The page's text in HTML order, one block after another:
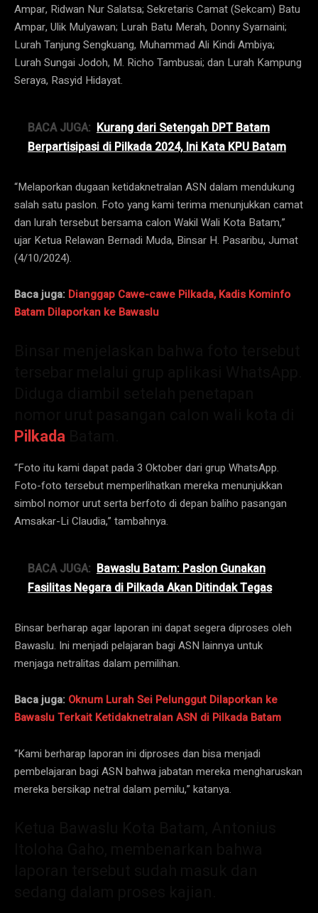
Ampar, Ridwan Nur Salatsa; Sekretaris Camat (Sekcam) Batu
Ampar, Ulik Mulyawan; Lurah Batu Merah, Donny Syarnaini;
Lurah Tanjung Sengkuang, Muhammad Ali Kindi Ambiya;
Lurah Sungai Jodoh, M. Richo Tambusai; dan Lurah Kampung
Seraya, Rasyid Hidayat.
BACA JUGA: Kurang dari Setengah DPT Batam
Berpartisipasi di Pilkada 2024, Ini Kata KPU Batam
“Melaporkan dugaan ketidaknetralan ASN dalam mendukung
salah satu paslon. Foto yang kami terima menunjukkan camat
dan lurah tersebut bersama calon Wakil Wali Kota Batam,”
ujar Ketua Relawan Bernadi Muda, Binsar H. Pasaribu, Jumat
(4/10/2024).
Baca juga: Dianggap Cawe-cawe Pilkada, Kadis Kominfo
Batam Dilaporkan ke Bawaslu
Pilkada
“Foto itu kami dapat pada 3 Oktober dari grup WhatsApp.
Foto-foto tersebut memperlihatkan mereka menunjukkan
simbol nomor urut serta berfoto di depan baliho pasangan
Amsakar-Li Claudia,” tambahnya.
BACA JUGA: Bawaslu Batam: Paslon Gunakan
Fasilitas Negara di Pilkada Akan Ditindak Tegas
Binsar berharap agar laporan ini dapat segera diproses oleh
Bawaslu. Ini menjadi pelajaran bagi ASN lainnya untuk
menjaga netralitas dalam pemilihan.
Baca juga: Oknum Lurah Sei Pelunggut Dilaporkan ke
Bawaslu Terkait Ketidaknetralan ASN di Pilkada Batam
“Kami berharap laporan ini diproses dan bisa menjadi
pembelajaran bagi ASN bahwa jabatan mereka mengharuskan
mereka bersikap netral dalam pemilu,” katanya.